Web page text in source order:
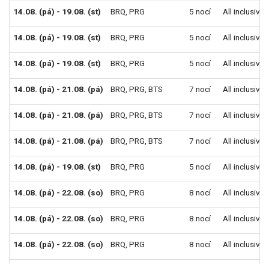
14.08. (pá) - 19.08. (st) BRQ PRG 5 nocí All inclusive
14.08. (pá) - 19.08. (st) BRQ PRG 5 nocí All inclusive
14.08. (pá) - 19.08. (st) BRQ PRG 5 nocí All inclusive
14.08. (pá) - 21.08. (pá) BRQ PRG BTS 7 nocí All inclusive
14.08. (pá) - 21.08. (pá) BRQ PRG BTS 7 nocí All inclusive
14.08. (pá) - 21.08. (pá) BRQ PRG BTS 7 nocí All inclusive
14.08. (pá) - 19.08. (st) BRQ PRG 5 nocí All inclusive
14.08. (pá) - 22.08. (so) BRQ PRG 8 nocí All inclusive
14.08. (pá) - 22.08. (so) BRQ PRG 8 nocí All inclusive
14.08. (pá) - 22.08. (so) BRQ PRG 8 nocí All inclusive